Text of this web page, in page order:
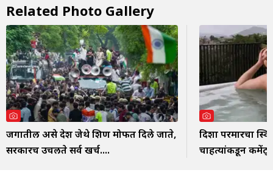
Related Photo Gallery
जगातील असे देश जेथे शिक्षण मोफत दिले जाते,
सरकारच उचलते सर्व खर्च....
दिशा परमारचा
चाहत्यांकडून